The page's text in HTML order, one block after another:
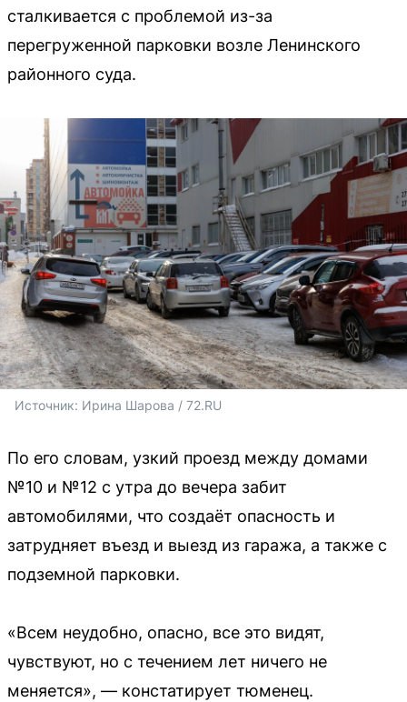
сталкивается с проблемой из-за
перегруженной парковки возле Ленинского
районного суда.
Источник: Ирина Шарова / 72.RU
По его словам, узкий проезд между домами
№10 и №12 с утра до вечера забит
автомобилями, что создаёт опасность и
затрудняет въезд и выезд из гаража, а также с
подземной парковки.
«Всем неудобно, опасно, все это видят,
чувствуют, но с течением лет ничего не
меняется», — констатирует тюменец.